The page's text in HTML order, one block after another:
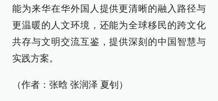
能为来华在华外国人提供更清晰的融入路径与
更温暖的人文环境，还能为全球移民的跨文化
共存与文明交流互鉴，提供深刻的中国智慧与
实践方案。
（作者：张晗 张润泽 夏钊）